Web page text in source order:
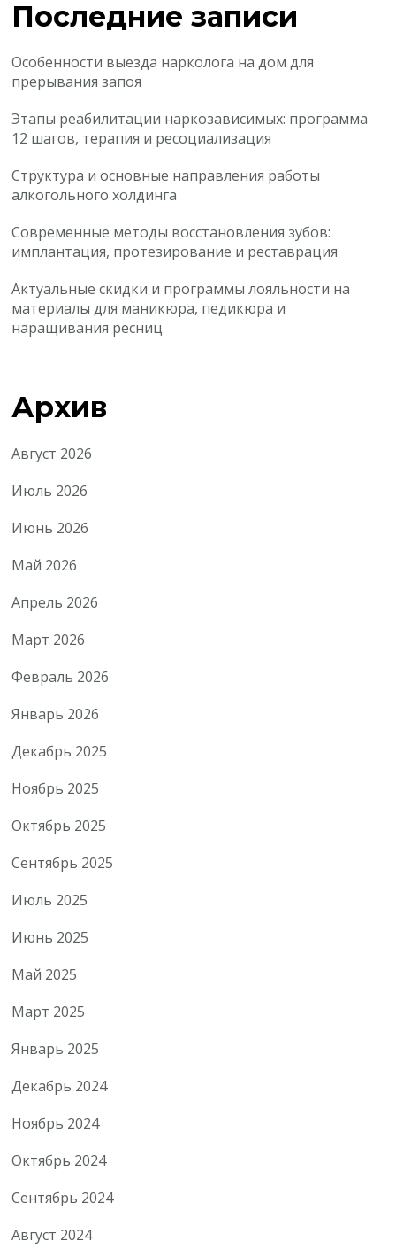
Последние записи
Особенности выезда нарколога на дом для
прерывания запоя
Этапы реабилитации наркозависимых: программа
12 шагов, терапия и ресоциализация
Структура и основные направления работы
алкогольного холдинга
Современные методы восстановления зубов:
имплантация, протезирование и реставрация
Актуальные скидки и программы лояльности на
материалы для маникюра, педикюра и
наращивания ресниц
Архив
Август 2026
Июль 2026
Июнь 2026
Май 2026
Апрель 2026
Март 2026
Февраль 2026
Январь 2026
Декабрь 2025
Ноябрь 2025
Октябрь 2025
Сентябрь 2025
Июль 2025
Июнь 2025
Май 2025
Март 2025
Январь 2025
Декабрь 2024
Ноябрь 2024
Октябрь 2024
Сентябрь 2024
Август 2024